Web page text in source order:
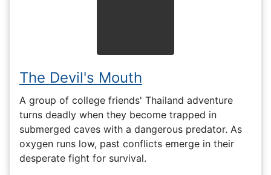
The Devil's Mouth
A group of college friends' Thailand adventure
turns deadly when they become trapped in
submerged caves with a dangerous predator. As
oxygen runs low, past conflicts emerge in their
desperate fight for survival.